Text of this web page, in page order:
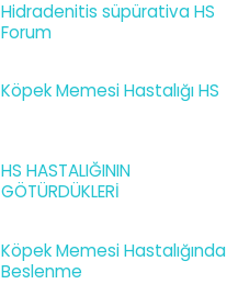
Hidradenitis süpürativa HS
Forum
Köpek Memesi Hastalığı HS
HS HASTALIĞININ
GÖTÜRDÜKLERİ
Köpek Memesi Hastalığında
Beslenme